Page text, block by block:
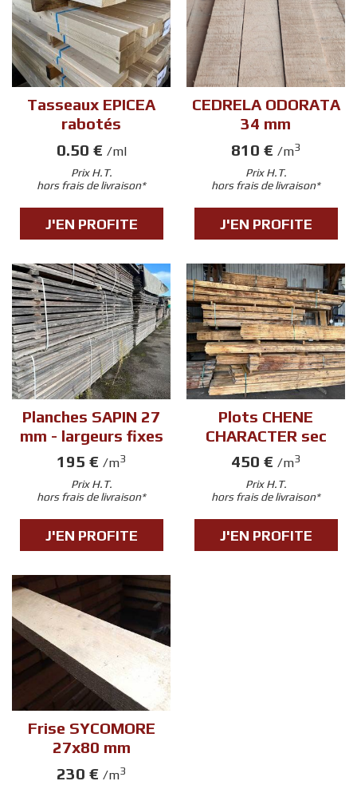
Tasseaux EPICEA
rabotés
0.50 € /ml
Prix H.T.
hors frais de livraison*
J'EN PROFITE
CEDRELA ODORATA
34 mm
810 € /m3
Prix H.T.
hors frais de livraison*
J'EN PROFITE
Planches SAPIN 27
mm - largeurs fixes
195 € /m3
Prix H.T.
hors frais de livraison*
J'EN PROFITE
Plots CHENE
CHARACTER sec
450 € /m3
Prix H.T.
hors frais de livraison*
J'EN PROFITE
Frise SYCOMORE
27x80 mm
230 € /m3